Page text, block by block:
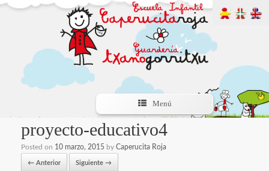
Menú
proyecto-educativo4
Posted on 10 marzo, 2015 by Caperucita Roja
← Anterior Siguiente →